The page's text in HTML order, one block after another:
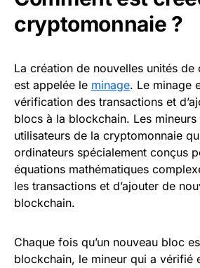
cryptomonnaie ?
La création de nouvelles unités de
est appelée le minage. Le minage
vérification des transactions et
blocs à la blockchain. Les mineurs
utilisateurs de la cryptomonnaie
ordinateurs spécialement conçus
équations mathématiques
les transactions et d’ajouter de
blockchain.
Chaque fois qu’un nouveau bloc
blockchain, le mineur qui a vérifié